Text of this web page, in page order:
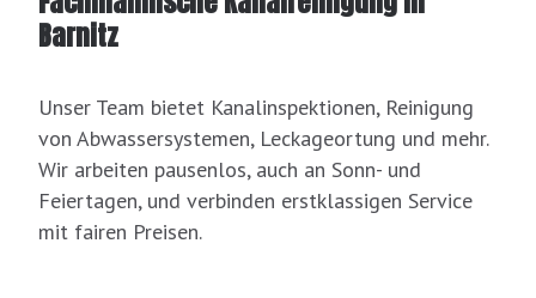
Barnitz
Unser Team bietet Kanalinspektionen, Reinigung
von Abwassersystemen, Leckageortung und mehr.
Wir arbeiten pausenlos, auch an Sonn- und
Feiertagen, und verbinden erstklassigen Service
mit fairen Preisen.